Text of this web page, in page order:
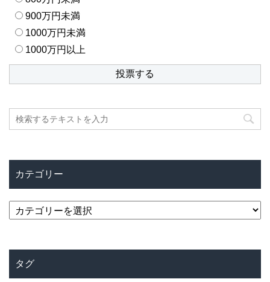
900万円未満
1000万円未満
1000万円以上
カテゴリー
カ
タグ